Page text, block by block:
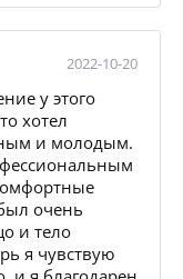
2022-10-20
у этого
хотел
и молодым.
очень
и тело
я чувствую